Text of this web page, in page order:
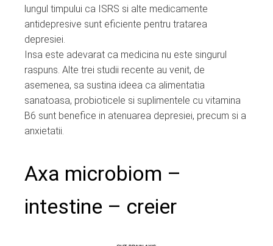
lungul timpului ca ISRS si alte medicamente
antidepresive sunt eficiente pentru tratarea
depresiei.
Insa este adevarat ca medicina nu este singurul
raspuns. Alte trei studii recente au venit, de
asemenea, sa sustina ideea ca alimentatia
sanatoasa, probioticele si suplimentele cu vitamina
B6 sunt benefice in atenuarea depresiei, precum si a
anxietatii.
Axa microbiom –
intestine – creier